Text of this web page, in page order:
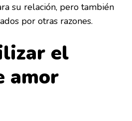
su relación, pero también
por otras razones.
el
amor